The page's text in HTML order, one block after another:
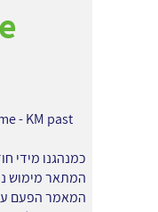
- KM past
כמנהגנו מידי
המתאר מימוש
המאמר הפעם